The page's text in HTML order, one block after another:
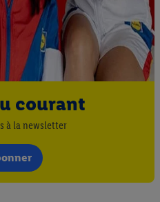
courant
à la newsletter